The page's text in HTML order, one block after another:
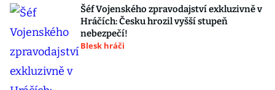
Šéf Vojenského zpravodajství exkluzivně v
Hráčích: Česku hrozil vyšší stupeň
nebezpečí!
Blesk hráči